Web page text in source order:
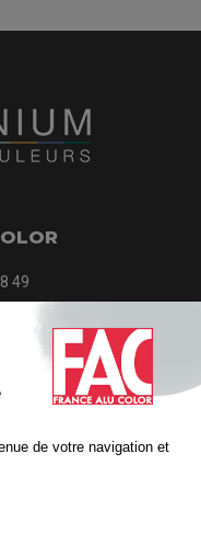
49
8:00-15:00
Marcilloles
5.196584